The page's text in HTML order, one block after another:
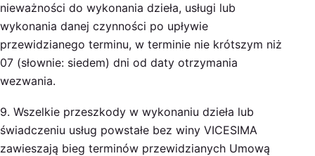
nieważności do wykonania dzieła, usługi lub
wykonania danej czynności po upływie
przewidzianego terminu, w terminie nie krótszym niż
07 (słownie: siedem) dni od daty otrzymania
wezwania.
9. Wszelkie przeszkody w wykonaniu dzieła lub
świadczeniu usług powstałe bez winy VICESIMA
zawieszają bieg terminów przewidzianych Umową